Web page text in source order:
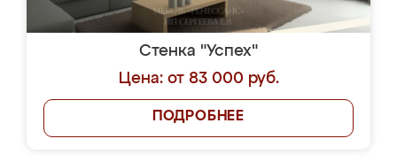
Стенка "Успех"
Цена: от 83 000 руб.
ПОДРОБНЕЕ